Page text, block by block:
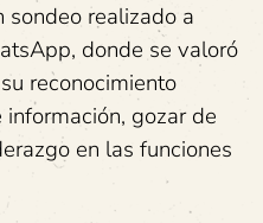
sondeo realizado a
donde se valoró
reconocimiento
gozar de
en las funciones